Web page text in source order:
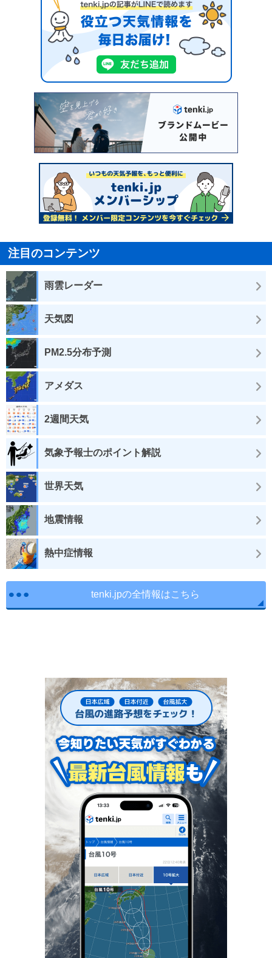
注目のコンテンツ
雨雲レーダー
天気図
PM2.5分布予測
アメダス
2週間天気
気象予報士のポイント解説
世界天気
地震情報
熱中症情報
tenki.jpの全情報はこちら